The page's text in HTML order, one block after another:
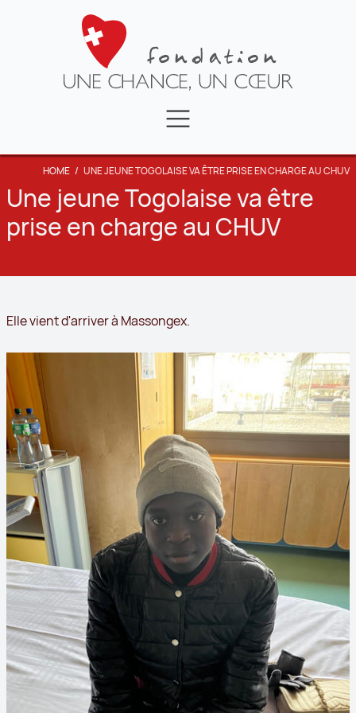
NEWS
LA FONDATION
CONTACT
TÉMOIGNAGES
VIDÉOS
HOME / UNE JEUNE TOGOLAISE VA ÊTRE PRISE EN CHARGE AU CHUV
Une jeune Togolaise va être
prise en charge au CHUV
Elle vient d'arriver à Massongex.